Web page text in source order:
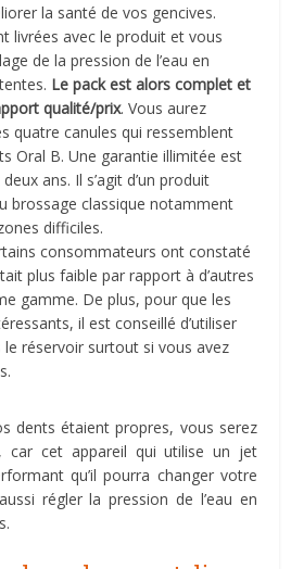
la santé de vos gencives.
livrées avec le produit et vous
de la pression de l’eau en
Le pack est alors complet et
qualité/prix. Vous aurez
quatre canules qui ressemblent
Oral B. Une garantie illimitée est
ans. Il s’agit d’un produit
brossage classique notamment
difficiles.
consommateurs ont constaté
plus faible par rapport à d’autres
gamme. De plus, pour que les
il est conseillé d’utiliser
le réservoir surtout si vous avez
dents étaient propres, vous serez
car cet appareil qui utilise un jet
qu’il pourra changer votre
régler la pression de l’eau en